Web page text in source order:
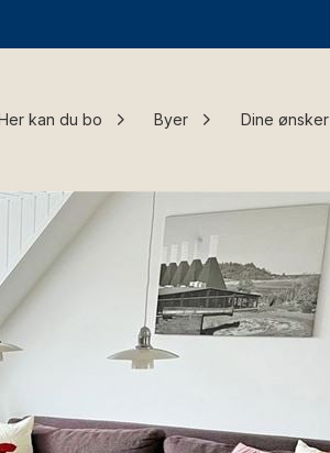
kan du bo Byer Dine ønsker